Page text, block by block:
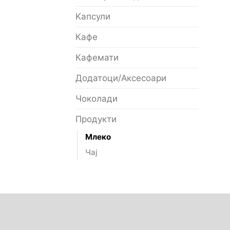
Kапсули
Кафе
Кафемати
Додатоци/Аксесоари
Чоколади
Продукти
Млеко
Чај